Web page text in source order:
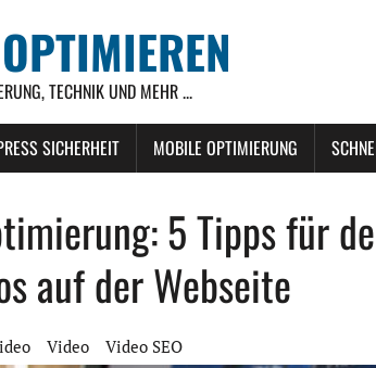
TECHNIK UND MEHR ...
SICHERHEIT MOBILE OPTIMIERUNG
5 Tipps für
auf der Webseite
Video Video SEO